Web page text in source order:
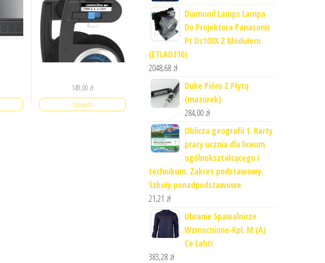
149,00 zł
Sprawdź
Diamond Lamps Lampa
Do Projektora Panasonic
Pt Ds100X Z Modułem
(ETLAD310)
2048,68 zł
Duke Pióro Z Płytą
(mazurek)
284,00 zł
Oblicza geografii 1. Karty
pracy ucznia dla liceum
ogólnokształcącego i
technikum. Zakres podstawowy.
Szkoły ponadpodstawowe
21,21 zł
Ubranie Spawalnicze
Wzmocnione-Kpl. M (A)
Ce Lahti
383,28 zł